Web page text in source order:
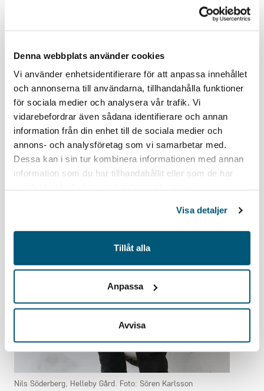
Denna webbplats använder cookies
Vi använder enhetsidentifierare för att anpassa innehållet
och annonserna till användarna, tillhandahålla funktioner
för sociala medier och analysera vår trafik. Vi
vidarebefordrar även sådana identifierare och annan
information från din enhet till de sociala medier och
annons- och analysföretag som vi samarbetar med.
Dessa kan i sin tur kombinera informationen med annan
information som du har tillhandahållit eller som de har
Visa detaljer
Tillåt alla
Anpassa
Avvisa
Nils Söderberg, Helleby Gård. Foto: Sören Karlsson